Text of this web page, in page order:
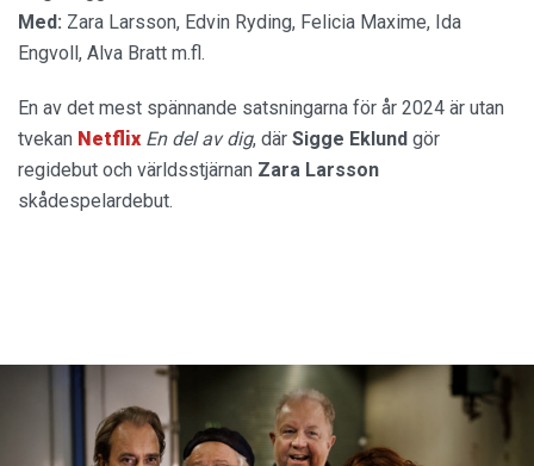
Med: Zara Larsson, Edvin Ryding, Felicia Maxime, Ida
Engvoll, Alva Bratt m.fl.
En av det mest spännande satsningarna för år 2024 är utan
tvekan Netflix En del av dig, där Sigge Eklund gör
regidebut och världsstjärnan Zara Larsson
skådespelardebut.